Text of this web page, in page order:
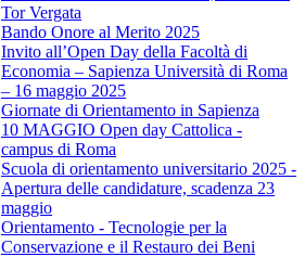
Tor Vergata
Bando Onore al Merito 2025
Invito all’Open Day della Facoltà di
Economia – Sapienza Università di Roma
– 16 maggio 2025
Giornate di Orientamento in Sapienza
10 MAGGIO Open day Cattolica -
campus di Roma
Scuola di orientamento universitario 2025 -
Apertura delle candidature, scadenza 23
maggio
Orientamento - Tecnologie per la
Conservazione e il Restauro dei Beni